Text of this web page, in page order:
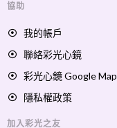
協助
我的帳戶
聯絡彩光心鏡
彩光心鏡 Google Map
隱私權政策
加入彩光之友